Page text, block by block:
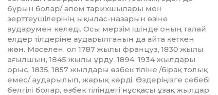
бұрын болар/ әлем тарихшылары мен
зерттеушілерінің ықылас-назарын өзіне
аударумен келеді. Осы мерзім ішінде оның талай
елдер тілдеріне аударылғанын да айта кеткен
жөн. Мәселен, ол 1787 жылы француз, 1830 жылы
ағылшын, 1845 жылы ұрду, 1894, 1934 жылдары
орыс, 1835, 1857 жылдары өзбек тіліне /бірақ то­лық
емес/ аударылып, жарық көрді. Өздеріңізге себебі
белгілі болар, өзбек тіліндегі нұсқасы ұзақ жылдар